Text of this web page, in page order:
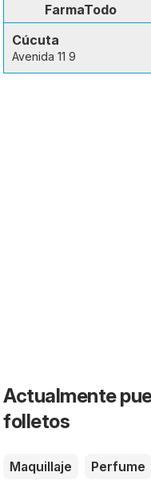
FarmaTodo
Cúcuta
Avenida 11 9
Actualmente
folletos
Maquillaje Perfume